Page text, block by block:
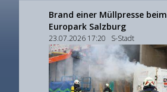
Brand einer Müllpresse beim
Europark Salzburg
23.07.2026 17:20 S-Stadt